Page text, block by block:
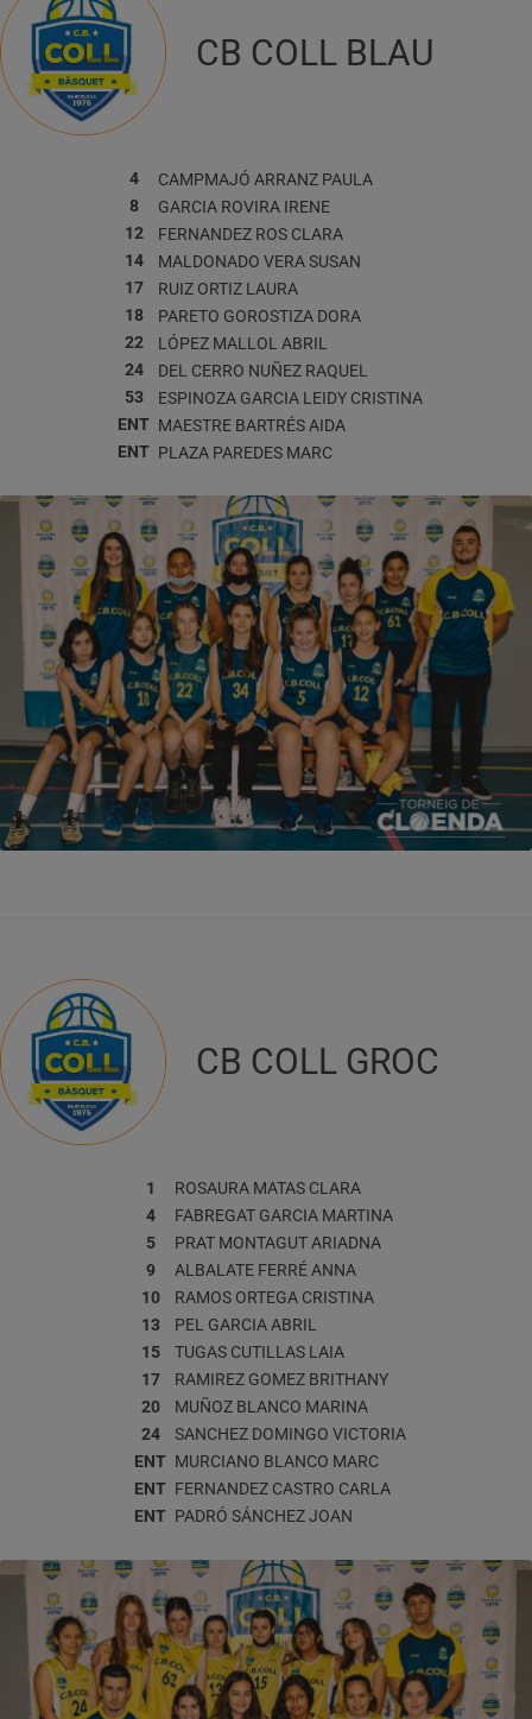
CB COLL BLAU
4 CAMPMAJÓ ARRANZ PAULA
8
GARCIA ROVIRA IRENE
12
FERNANDEZ ROS CLARA
14
MALDONADO VERA SUSAN
17
RUIZ ORTIZ LAURA
18
PARETO GOROSTIZA DORA
22
LÓPEZ MALLOL ABRIL
24
DEL CERRO NUÑEZ RAQUEL
53
ESPINOZA GARCIA LEIDY CRISTINA
ENT MAESTRE BARTRÉS AIDA
ENT PLAZA PAREDES MARC
CB COLL GROC
1 ROSAURA MATAS CLARA
4
FABREGAT GARCIA MARTINA
5
PRAT MONTAGUT ARIADNA
9
ALBALATE FERRÉ ANNA
10
RAMOS ORTEGA CRISTINA
13
PEL GARCIA ABRIL
15
TUGAS CUTILLAS LAIA
17
RAMIREZ GOMEZ BRITHANY
20
MUÑOZ BLANCO MARINA
24
SANCHEZ DOMINGO VICTORIA
ENT MURCIANO BLANCO MARC
ENT FERNANDEZ CASTRO CARLA
ENT PADRÓ SÁNCHEZ JOAN